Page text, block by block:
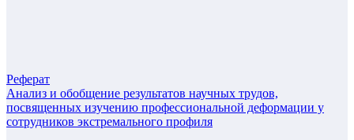
Реферат
Анализ и обобщение результатов научных трудов,
посвященных изучению профессиональной деформации у
сотрудников экстремального профиля